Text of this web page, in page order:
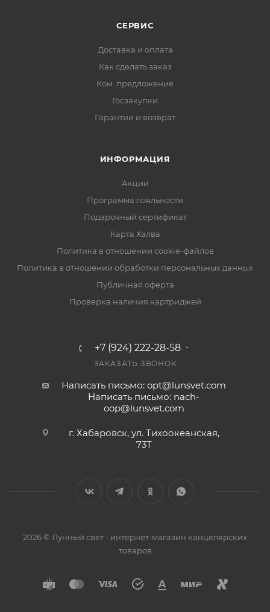
СЕРВИС
Доставка и оплата
Как сделать заказ
Ком. предложение
Госзакупки
Гарантии и возврат
ИНФОРМАЦИЯ
Акции
Программа лояльности
Подарочный сертификат
Карта Халва
Политика в отношении cookie-файлов
Политика в отношении обработки персональных данных
Публичная оферта
Проверка наличия картриджей
+7 (924) 222-28-58
ЗАКАЗАТЬ ЗВОНОК
Написать письмо: opt@lunsvet.com
Написать письмо: nach-
oop@lunsvet.com
г. Хабаровск, ул. Тихоокеанская,
73Т
2026 © Лунный свет - интернет-магазин канцелярских
товаров